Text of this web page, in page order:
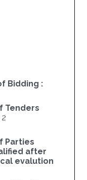
Bidding :
Tenders
2
Parties
after
evalution